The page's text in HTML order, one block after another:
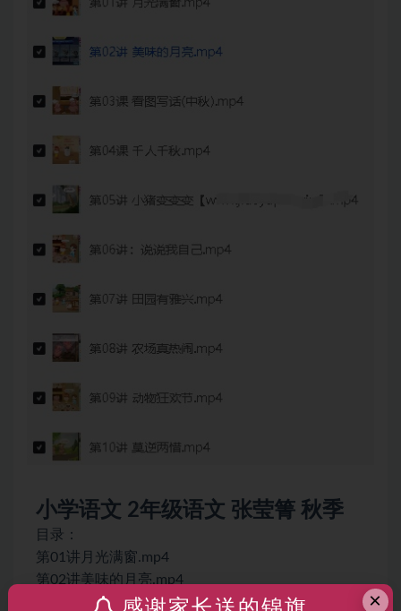
小学语文 2年级语文 张莹箐 秋季
目录：
第01讲月光满窗.mp4
第02讲美味的月亮.mp4
第03课看图写话(中秋).mp4
×